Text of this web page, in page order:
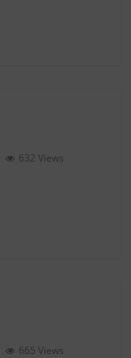
632 Views
665 Views